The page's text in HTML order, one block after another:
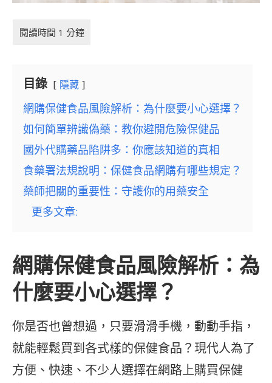
目錄 隱藏
網購保健食品風險解析：為什麼要小心選擇？
如何簡單辨識偽藥：教你避開危險保健品
國外代購藥品陷阱多：你應該知道的真相
食藥署法規說明：保健食品網購有哪些規定？
藥師把關的重要性：守護你的用藥安全
更多文章:
網購保健食品風險解析：為
什麼要小心選擇？
你是否也曾想過，只要滑滑手機，動動手指，
就能輕鬆買到各式樣的保健食品？現代人為了
方便、快速、不少人選擇在網路上購買保健